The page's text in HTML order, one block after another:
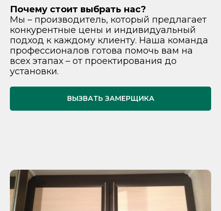
Почему стоит выбрать нас?
Мы – производитель, который предлагает
конкурентные цены и индивидуальный
подход к каждому клиенту. Наша команда
профессионалов готова помочь вам на
всех этапах – от проектирования до
установки.
ВЫЗВАТЬ ЗАМЕРЩИКА